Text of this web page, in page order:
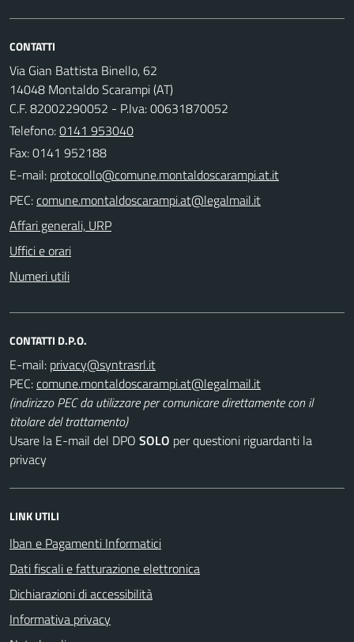
CONTATTI
Via Gian Battista Binello, 62
14048 Montaldo Scarampi (AT)
C.F. 82002290052 - P.Iva: 00631870052
Telefono:0141 953040
Fax: 0141 952188
E-mail:
PEC:
Affari generali, URP
Uffici e orari
Numeri utili
CONTATTI D.P.O.
E-mail:
PEC:
(indirizzo PEC da utilizzare per comunicare direttamente con il
titolare del trattamento)
Usare la E-mail del DPO SOLO per questioni riguardanti la
privacy
LINK UTILI
Iban e Pagamenti Informatici
Dati fiscali e fatturazione elettronica
Dichiarazioni di accessibilità
Informativa privacy